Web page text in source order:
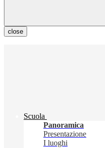
close
Scuola
Panoramica
Presentazione
I luoghi